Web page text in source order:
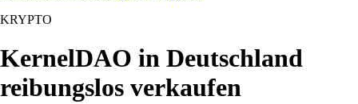
KRYPTO
KernelDAO in Deutschland
reibungslos verkaufen